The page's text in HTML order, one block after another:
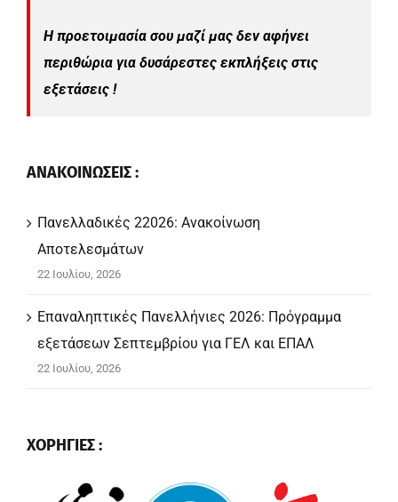
Η προετοιμασία σου μαζί μας δεν αφήνει
περιθώρια για δυσάρεστες εκπλήξεις στις
εξετάσεις !
ΑΝΑΚΟΙΝΩΣΕΙΣ :
Πανελλαδικές 22026: Ανακοίνωση
Αποτελεσμάτων
22 Ιουλίου, 2026
Επαναληπτικές Πανελλήνιες 2026: Πρόγραμμα
εξετάσεων Σεπτεμβρίου για ΓΕΛ και ΕΠΑΛ
22 Ιουλίου, 2026
ΧΟΡΗΓΙΕΣ :